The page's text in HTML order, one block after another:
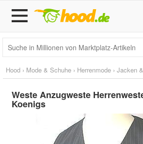
Hood › Mode & Schuhe › Herrenmode › Jacken
Weste Anzugweste
Koenigs